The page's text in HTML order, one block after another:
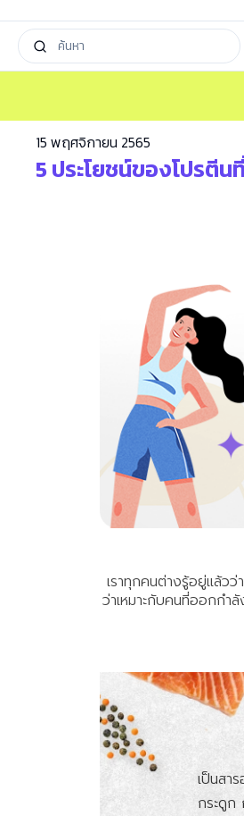
15 พฤศจิกายน 2565
5 ประโยชน์ของโปรตี
เราทุกคนต่างรู้อยู่แล้ว
ว่าเหมาะกับคนที่ออกกำ
เป็นสา
กระดูก